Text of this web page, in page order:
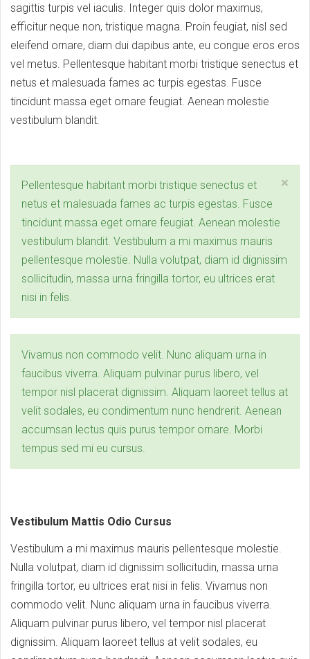
sagittis turpis vel iaculis. Integer quis dolor maximus,
efficitur neque non, tristique magna. Proin feugiat, nisl sed
eleifend ornare, diam dui dapibus ante, eu congue eros eros
vel metus. Pellentesque habitant morbi tristique senectus et
netus et malesuada fames ac turpis egestas. Fusce
tincidunt massa eget ornare feugiat. Aenean molestie
vestibulum blandit.
×
Pellentesque habitant morbi tristique senectus et
netus et malesuada fames ac turpis egestas. Fusce
tincidunt massa eget ornare feugiat. Aenean molestie
vestibulum blandit. Vestibulum a mi maximus mauris
pellentesque molestie. Nulla volutpat, diam id dignissim
sollicitudin, massa urna fringilla tortor, eu ultrices erat
nisi in felis.
Vivamus non commodo velit. Nunc aliquam urna in
faucibus viverra. Aliquam pulvinar purus libero, vel
tempor nisl placerat dignissim. Aliquam laoreet tellus at
velit sodales, eu condimentum nunc hendrerit. Aenean
accumsan lectus quis purus tempor ornare. Morbi
tempus sed mi eu cursus.
Vestibulum Mattis Odio Cursus
Vestibulum a mi maximus mauris pellentesque molestie.
Nulla volutpat, diam id dignissim sollicitudin, massa urna
fringilla tortor, eu ultrices erat nisi in felis. Vivamus non
commodo velit. Nunc aliquam urna in faucibus viverra.
Aliquam pulvinar purus libero, vel tempor nisl placerat
dignissim. Aliquam laoreet tellus at velit sodales, eu